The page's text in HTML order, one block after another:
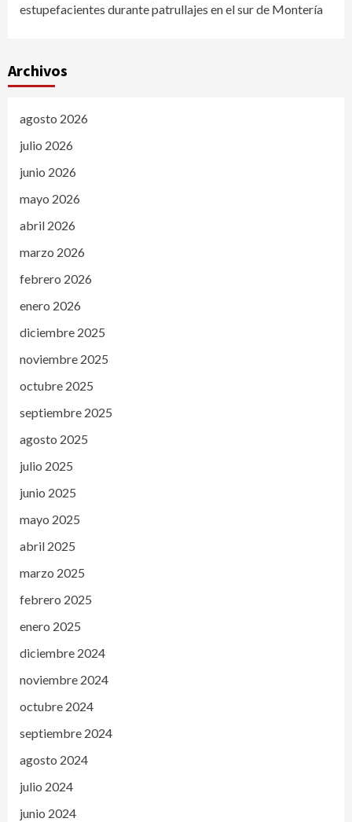
estupefacientes durante patrullajes en el sur de Montería
Archivos
agosto 2026
julio 2026
junio 2026
mayo 2026
abril 2026
marzo 2026
febrero 2026
enero 2026
diciembre 2025
noviembre 2025
octubre 2025
septiembre 2025
agosto 2025
julio 2025
junio 2025
mayo 2025
abril 2025
marzo 2025
febrero 2025
enero 2025
diciembre 2024
noviembre 2024
octubre 2024
septiembre 2024
agosto 2024
julio 2024
junio 2024